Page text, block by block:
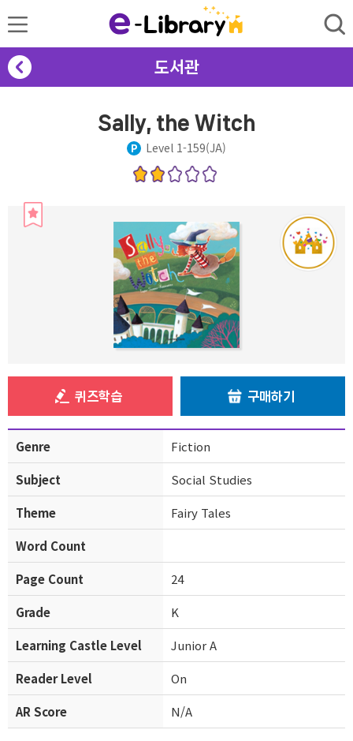
도서관
Sally, the Witch
P Level 1-159(JA)
퀴즈학습 구매하기
Genre
Fiction
Subject
Social Studies
Theme
Fairy Tales
Word Count
Page Count
24
Grade
K
Learning Castle Level
Junior A
Reader Level
On
AR Score
N/A